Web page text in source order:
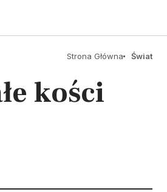
Strona Główna Świat
kości